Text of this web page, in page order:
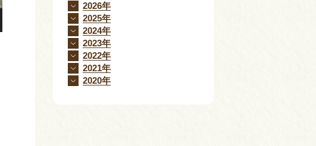
2026年
2025年
2024年
2023年
2022年
2021年
2020年